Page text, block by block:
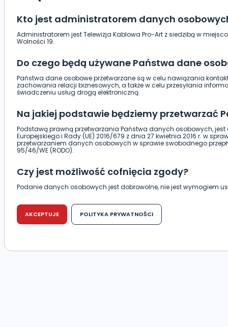
Kto jest administratorem danych
Administratorem jest Telewizja Kablowa Pro-Art z siedzibą w
Wolności 19.
Do czego będą używane Państwa dane
Państwa dane osobowe przetwarzane są w celu nawiązania
zachowania relacji biznesowych, a także w celu przesyłania
świadczeniu usług drogą elektroniczną.
Na jakiej podstawie będziemy przetwarzać
Podstawą prawną przetwarzania Państwa danych osobowych, jest
Europejskiego i Rady (UE) 2016/679 z dnia 27 kwietnia 2016 r. w
przetwarzaniem danych osobowych w sprawie swobodnego
95/46/WE (RODO).
Czy jest możliwość cofnięcia zgody?
Podanie danych osobowych jest dobrowolne, nie jest wymogiem
tradycyjna) tak, aby dotarła do wiadomości Telewizji Kablowej
(63-400) przy ul. Wolności 19.
Telewizja Kablowa Pro-Art z siedzibą w miejscowości Ostrów
AKCEPTUJE POLITYKA PRYWATNOŚCI